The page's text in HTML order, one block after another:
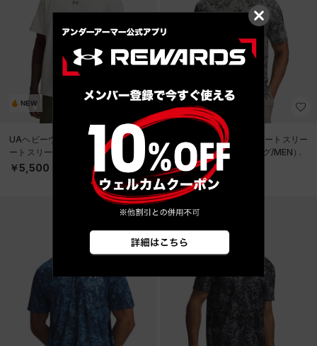
NEW
UAヘビーウエイト メタルロゴ ショ
ートスリーブ Tシャツ（ライフスタ
イル/MEN）
￥5,500
NEW
UAテック プリント ショートスリー
ブ Tシャツ（トレーニング/MEN）
￥5,500